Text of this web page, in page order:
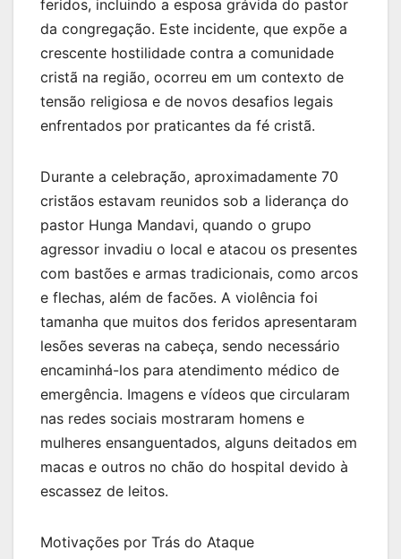
feridos, incluindo a esposa grávida do pastor
da congregação. Este incidente, que expõe a
crescente hostilidade contra a comunidade
cristã na região, ocorreu em um contexto de
tensão religiosa e de novos desafios legais
enfrentados por praticantes da fé cristã.
Durante a celebração, aproximadamente 70
cristãos estavam reunidos sob a liderança do
pastor Hunga Mandavi, quando o grupo
agressor invadiu o local e atacou os presentes
com bastões e armas tradicionais, como arcos
e flechas, além de facões. A violência foi
tamanha que muitos dos feridos apresentaram
lesões severas na cabeça, sendo necessário
encaminhá-los para atendimento médico de
emergência. Imagens e vídeos que circularam
nas redes sociais mostraram homens e
mulheres ensanguentados, alguns deitados em
macas e outros no chão do hospital devido à
escassez de leitos.
Motivações por Trás do Ataque